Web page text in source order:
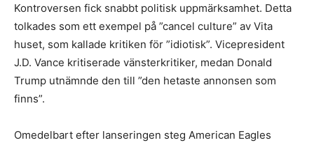
Kontroversen fick snabbt politisk uppmärksamhet. Detta
tolkades som ett exempel på ”cancel culture” av Vita
huset, som kallade kritiken för ”idiotisk”. Vicepresident
J.D. Vance kritiserade vänsterkritiker, medan Donald
Trump utnämnde den till ”den hetaste annonsen som
finns”.
Omedelbart efter lanseringen steg American Eagles